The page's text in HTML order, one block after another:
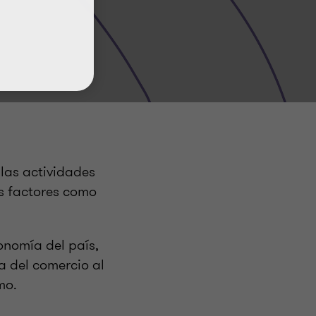
actividades
factores como
del país,
del comercio al